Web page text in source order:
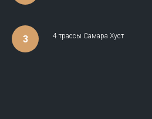
4 трассы Самара Хуст